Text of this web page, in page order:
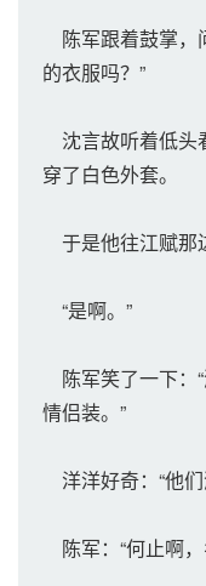
陈军跟着鼓掌，
的衣服吗？”
沈言故听着低头
穿了白色外套。
于是他往江赋那
“是啊。”
陈军笑了一下：
情侣装。”
洋洋好奇：“他
陈军：“何止啊